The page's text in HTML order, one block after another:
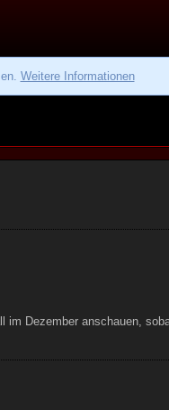
Weitere Informationen
Dezember anschauen,